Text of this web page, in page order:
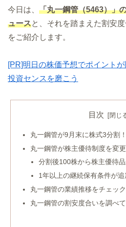
今日は、 「丸一鋼管（5463）」
ュースと、それを踏まえた割安
をご紹介します。
[PR]明日の株価予想でポイント
投資センスを磨こう
目次
丸一鋼管が9月末に株式3分割！
丸一鋼管が株主優待制度を変更
分割後100株から株主優待
1年以上の継続保有条件が追
丸一鋼管の業績推移をチェック
丸一鋼管の割安度合いを調べ